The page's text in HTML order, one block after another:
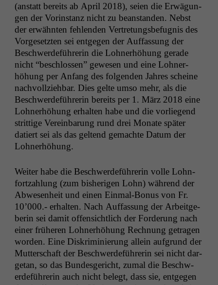
(anstatt bere­its ab April 2018), seien die Erwä­gun­
gen der Vorin­stanz nicht zu bean­standen. Neb­st
der erwäh­n­ten fehlen­den Vertre­tungs­befug­nis des
Vorge­set­zten sei ent­ge­gen der Auf­fas­sung der
Beschw­erde­führerin die Lohn­er­höhung ger­ade
nicht “beschlossen” gewe­sen und eine Lohn­er­
höhung per Anfang des fol­gen­den Jahres scheine
nachvol­lziehbar. Dies gelte umso mehr, als die
Beschw­erde­führerin bere­its per 1. März 2018 eine
Lohn­er­höhung erhal­ten habe und die vor­liegend
strit­tige Vere­in­barung rund drei Monate später
datiert sei als das gel­tend gemachte Datum der
Lohnerhöhung.
Weit­er habe die Beschw­erde­führerin volle Lohn­
fortzahlung (zum bish­eri­gen Lohn) während der
Abwe­sen­heit und einen Ein­mal-Bonus von Fr.
10’000.- erhal­ten. Nach Auf­fas­sung der Arbeit­ge­
berin sei damit offen­sichtlich der Forderung nach
ein­er früheren Lohn­er­höhung Rech­nung getra­gen
wor­den. Eine Diskri­m­inierung allein auf­grund der
Mut­ter­schaft der Beschw­erde­führerin sei nicht dar­
ge­tan, so das Bun­des­gericht, zumal die Beschw­
erde­führerin auch nicht belegt, dass sie, ent­ge­gen
Notwendige
Cookies
Diese
Cookies sind
nicht
optional, es
braucht sie,
damit die
Website
korrekt
angezeigt
werden kann.